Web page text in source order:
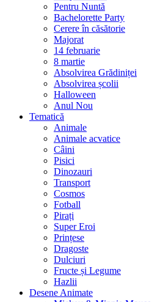
Pentru Nuntă
Bachelorette Party
Cerere în căsătorie
Majorat
14 februarie
8 martie
Absolvirea Grădiniței
Absolvirea școlii
Halloween
Anul Nou
Tematică
Animale
Animale acvatice
Câini
Pisici
Dinozauri
Transport
Cosmos
Fotball
Pirați
Super Eroi
Prințese
Dragoste
Dulciuri
Fructe și Legume
Hazlii
Desene Animate